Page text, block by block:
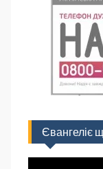
Євангеліє